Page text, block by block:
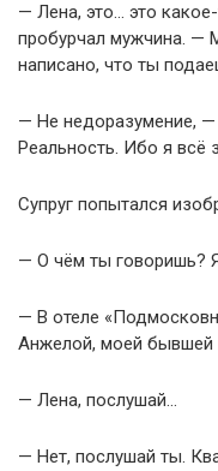
— Лена, это… это
пробурчал мужчина. —
написано, что ты
— Не недоразумение,
Реальность. Ибо я всё
Супруг попытался
— О чём ты говоришь?
— В отеле
Анжелой, моей бывшей
— Лена, послушай…
— Нет, послушай ты.